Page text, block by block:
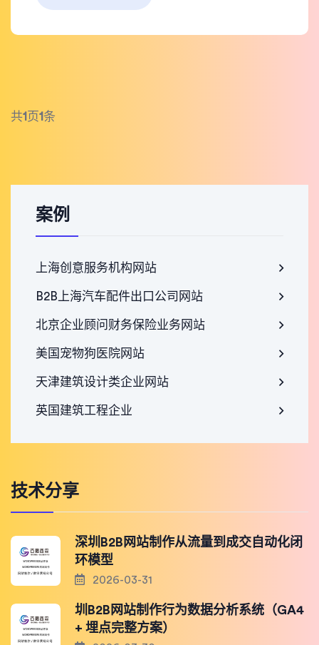
共1 页1条
案例
上海创意服务机构网站
B2B上海汽车配件出口公司网站
北京企业顾问财务保险业务网站
美国宠物狗医院网站
天津建筑设计类企业网站
英国建筑工程企业
技术分享
深圳B2B网站制作从流量到成交自动化闭
环模型
2026-03-31
圳B2B网站制作行为数据分析系统（GA4
+ 埋点完整方案）